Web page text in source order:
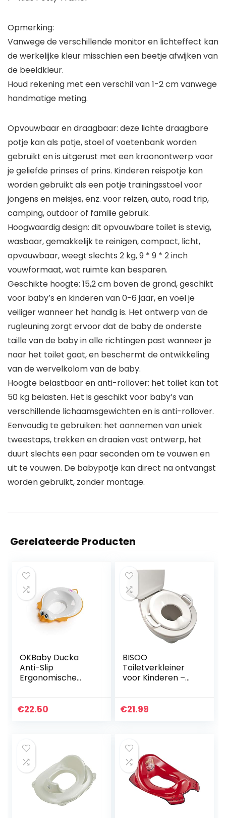
Opmerking:
Vanwege de verschillende monitor en lichteffect kan
de werkelijke kleur misschien een beetje afwijken van
de beeldkleur.
Houd rekening met een verschil van 1-2 cm vanwege
handmatige meting.
Opvouwbaar en draagbaar: deze lichte draagbare
potje kan als potje, stoel of voetenbank worden
gebruikt en is uitgerust met een kroonontwerp voor
je geliefde prinses of prins. Kinderen reispotje kan
worden gebruikt als een potje trainingsstoel voor
jongens en meisjes, enz. voor reizen, auto, road trip,
camping, outdoor of familie gebruik.
Hoogwaardig design: dit opvouwbare toilet is stevig,
wasbaar, gemakkelijk te reinigen, compact, licht,
opvouwbaar, weegt slechts 2 kg, 9 * 9 * 2 inch
vouwformaat, wat ruimte kan besparen.
Geschikte hoogte: 15,2 cm boven de grond, geschikt
voor baby’s en kinderen van 0-6 jaar, en voel je
veiliger wanneer het handig is. Het ontwerp van de
rugleuning zorgt ervoor dat de baby de onderste
taille van de baby in alle richtingen past wanneer je
naar het toilet gaat, en beschermt de ontwikkeling
van de wervelkolom van de baby.
Hoogte belastbaar en anti-rollover: het toilet kan tot
50 kg belasten. Het is geschikt voor baby’s van
verschillende lichaamsgewichten en is anti-rollover.
Eenvoudig te gebruiken: het aannemen van uniek
tweestaps, trekken en draaien vast ontwerp, het
duurt slechts een paar seconden om te vouwen en
uit te vouwen. De babypotje kan direct na ontvangst
worden gebruikt, zonder montage.
Gerelateerde Producten
OKBaby Ducka
Anti-Slip
Ergonomische
€22.50
BISOO
Toiletverkleiner
voor Kinderen –
Toiletbril
€21.99